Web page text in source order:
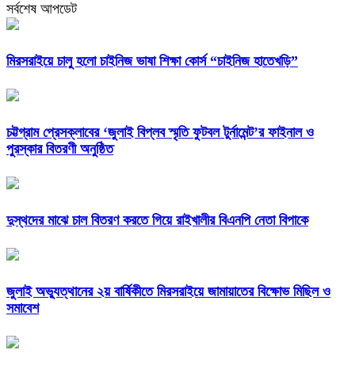
সর্বশেষ আপডেট
মিরসরাইয়ে চালু হলো চাইনিজ ভাষা শিক্ষা কোর্স “চাইনিজ হাতেখড়ি”
চট্টগ্রাম প্রেসক্লাবের ‘জুলাই বিপ্লব স্মৃতি ফুটবল টুর্নামেন্ট’র ফাইনাল ও
পুরস্কার বিতরণী অনুষ্ঠিত
দুস্থদের মাঝে চাল বিতরণ করতে গিয়ে রাইখালীর বিএনপি নেতা বিপাকে
জুলাই অভ্যুত্থানের ২য় বার্ষিকীতে মিরসরাইয়ে জামায়াতের বিক্ষোভ মিছিল ও
সমাবেশ